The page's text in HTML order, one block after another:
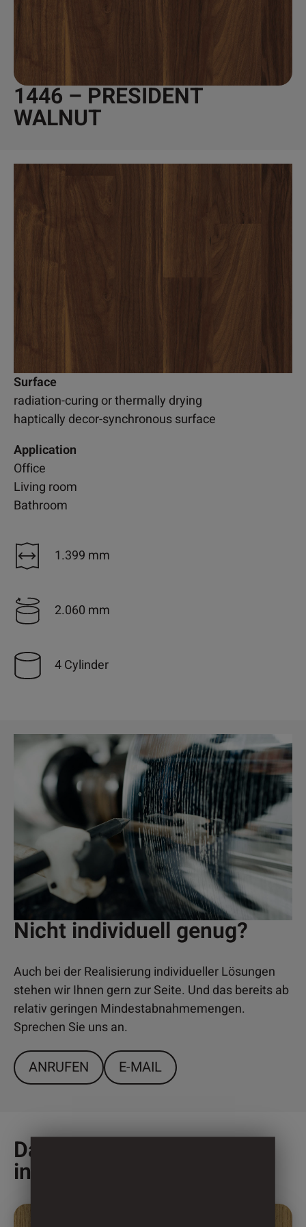
1446 – PRESIDENT
WALNUT
Surface
radiation-curing or thermally drying
haptically decor-synchronous surface
Application
Office
Living room
Bathroom
1.399 mm
2.060 mm
4 Cylinder
Nicht individuell genug?
Auch bei der Realisierung individueller Lösungen
stehen wir Ihnen gern zur Seite. Und das bereits ab
relativ geringen Mindestabnahmemengen.
Sprechen Sie uns an.
ANRUFEN E-MAIL
Das könnte Sie auch
interessieren
Dieses